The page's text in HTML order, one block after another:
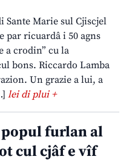
Sante Marie sul Cjiscjel
par ricuardâ i 50 agns
a crodin” cu la
bons. Riccardo Lamba
Un grazie a lui, a
lei di plui +
furlan al
cul cjâf e vîf